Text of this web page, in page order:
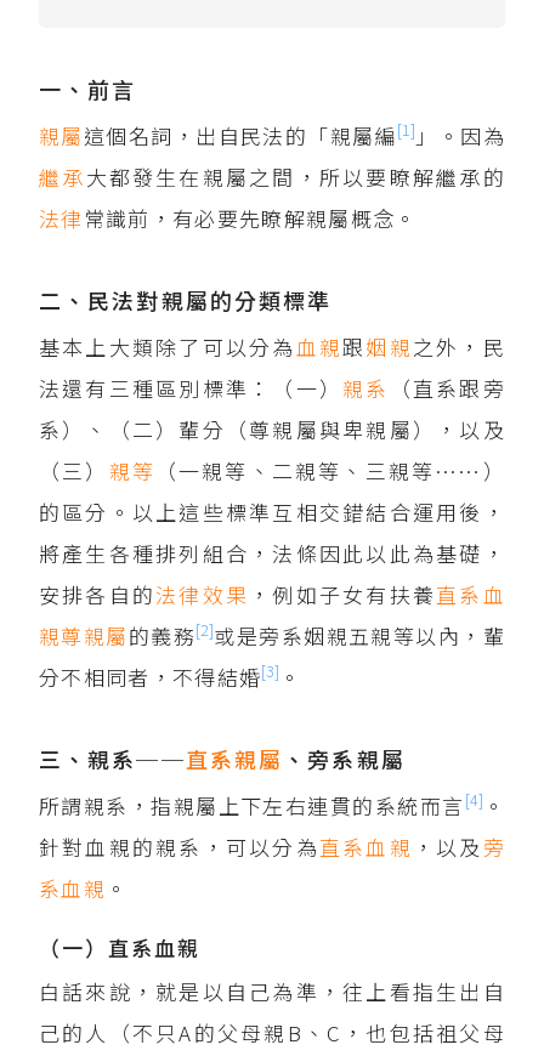
一、前言
親屬這個名詞，出自民法的「親屬編[1] 」。因為
繼承大都發生在親屬之間，所以要瞭解繼承的
法律常識前，有必要先瞭解親屬概念。
二、民法對親屬的分類標準
基本上大類除了可以分為 血親跟姻親之外，民
法還有三種區別標準：（一） 親系
（直系跟旁
系）、（二）輩分（尊親屬與卑親屬），以及
（三） 親等 （一親等、二親等、三親等……）
的區分。以上這些標準互相交錯結合運用後，
將產生各種排列組合，法條因此以此為基礎，
安排各自的法律效果 ，例如子女有扶養直系血
親尊親屬的義務[2]或是旁系姻親五親等以內，輩
分不相同者，不得結婚[3] 。
三、親系──直系親屬 、旁系親屬
所謂親系，指親屬上下左右連貫的系統而言 [4] 。
針對血親的親系，可以分為直系血親 ，以及 旁
系血親 。
（一）直系血親
白話來說，就是以自己為準，往上看指生出自
己的人（不只A的父母親B、C，也包括祖父母